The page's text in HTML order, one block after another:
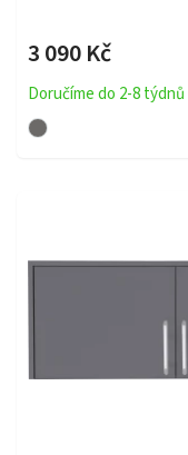
3 090 Kč
Doručíme do 2-8 týdnů